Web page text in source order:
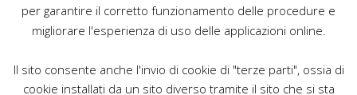
Pec: tattichemarketing@pec.it
per garantire il corretto funzionamento delle procedure e
migliorare l'esperienza di uso delle applicazioni online.
Il sito consente anche l'invio di cookie di "terze parti", ossia di
cookie installati da un sito diverso tramite il sito che si sta